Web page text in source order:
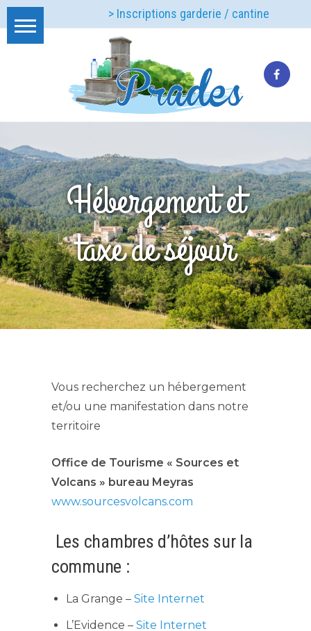
> Inscriptions garderie / cantine
Hébergement et
taxe de séjour
Vous recherchez un hébergement
et/ou une manifestation dans notre
territoire
Office de Tourisme « Sources et
Volcans » bureau Meyras
www.sourcesvolcans.com
Les chambres d’hôtes sur la
commune :
La Grange – Site Internet
L’Evidence – Site Internet